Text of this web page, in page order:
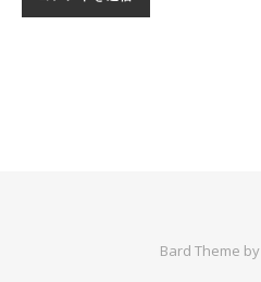
Bard Theme by